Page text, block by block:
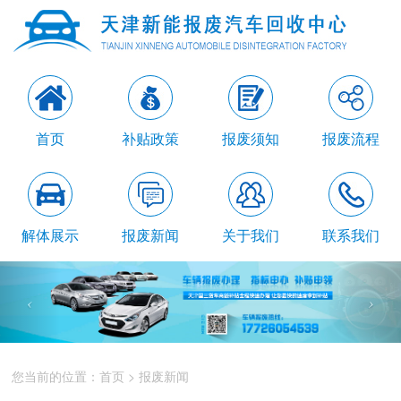
首页 补贴政策 报废须知 报废流程
解体展示 报废新闻 关于我们 联系我们
您当前的位置：首页 >报废新闻